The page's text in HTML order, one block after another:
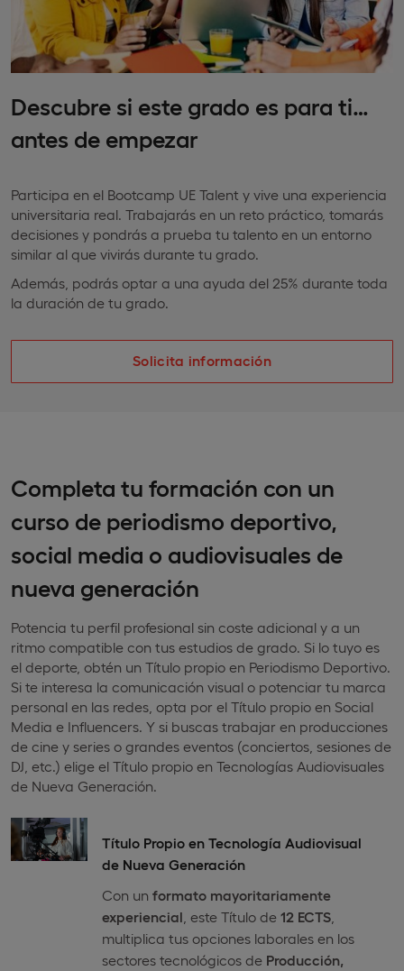
Descubre si este grado es para ti…
antes de empezar
Participa en el Bootcamp UE Talent y vive una experiencia
universitaria real. Trabajarás en un reto práctico, tomarás
decisiones y pondrás a prueba tu talento en un entorno
similar al que vivirás durante tu grado.
Además, podrás optar a una ayuda del 25% durante toda
la duración de tu grado.
Solicita información
Completa tu formación con un
curso de periodismo deportivo,
social media o audiovisuales de
nueva generación
Potencia tu perfil profesional sin coste adicional y a un
ritmo compatible con tus estudios de grado. Si lo tuyo es
el deporte, obtén un Título propio en Periodismo Deportivo.
Si te interesa la comunicación visual o potenciar tu marca
personal en las redes, opta por el Título propio en Social
Media e Influencers. Y si buscas trabajar en producciones
de cine y series o grandes eventos (conciertos, sesiones de
DJ, etc.) elige el Título propio en Tecnologías Audiovisuales
de Nueva Generación.
Título Propio en Tecnología Audiovisual
de Nueva Generación
Con un formato mayoritariamente
experiencial , este Título de12 ECTS
multiplica tus opciones laborales en los
sectores tecnológicos de Producción,